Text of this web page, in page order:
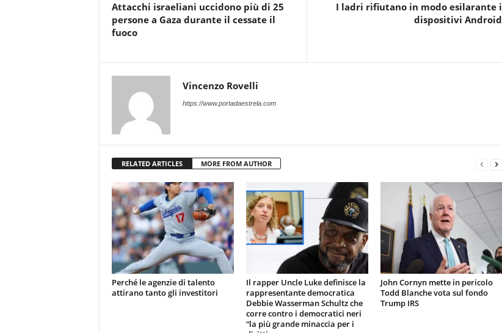
Attacchi israeliani uccidono più di 25
persone a Gaza durante il cessate il
fuoco
I ladri rifiutano in modo esilarante i
dispositivi Android
Vincenzo Rovelli
https://www.portadaestrela.com
RELATED ARTICLES MORE FROM AUTHOR
Perché le agenzie di talento
attirano tanto gli investitori
Il rapper Uncle Luke definisce la
rappresentante democratica
Debbie Wasserman Schultz che
corre contro i democratici neri
“la più grande minaccia per i
John Cornyn mette in pericolo
Todd Blanche vota sul fondo
Trump IRS